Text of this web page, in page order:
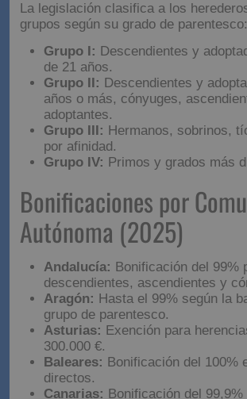
La legislación clasifica a los
grupos según su grado de parentesco:
Grupo I: Descendientes y
de 21 años.
Grupo II: Descendientes y
años o más, cónyuges,
adoptantes.
Grupo III: Hermanos, sobrinos,
por afinidad.
Grupo IV: Primos y grados más
Bonificaciones por
Autónoma (2025)
Andalucía: Bonificación del 99%
descendientes, ascendientes y
Aragón: Hasta el 99% según la
grupo de parentesco.
Asturias: Exención para
300.000 €.
Baleares: Bonificación del 100%
directos.
Canarias: Bonificación del